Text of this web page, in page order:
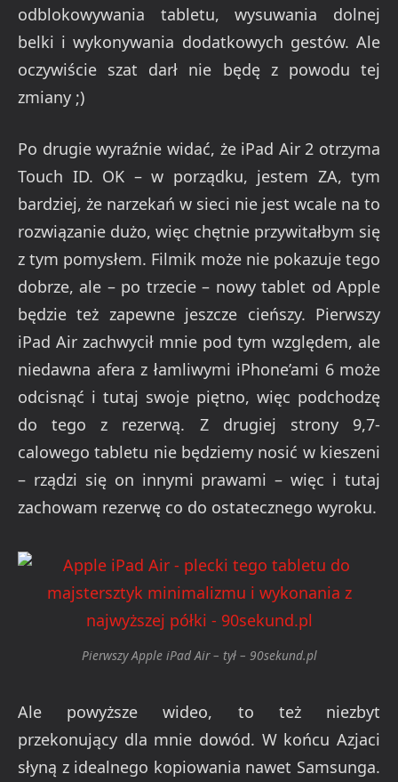
odblokowywania tabletu, wysuwania dolnej
belki i wykonywania dodatkowych gestów. Ale
oczywiście szat darł nie będę z powodu tej
zmiany ;)
Po drugie wyraźnie widać, że iPad Air 2 otrzyma
Touch ID. OK – w porządku, jestem ZA, tym
bardziej, że narzekań w sieci nie jest wcale na to
rozwiązanie dużo, więc chętnie przywitałbym się
z tym pomysłem. Filmik może nie pokazuje tego
dobrze, ale – po trzecie – nowy tablet od Apple
będzie też zapewne jeszcze cieńszy. Pierwszy
iPad Air zachwycił mnie pod tym względem, ale
niedawna afera z łamliwymi iPhone’ami 6 może
odcisnąć i tutaj swoje piętno, więc podchodzę
do tego z rezerwą. Z drugiej strony 9,7-
calowego tabletu nie będziemy nosić w kieszeni
– rządzi się on innymi prawami – więc i tutaj
zachowam rezerwę co do ostatecznego wyroku.
Pierwszy Apple iPad Air – tył – 90sekund.pl
Ale powyższe wideo, to też niezbyt
przekonujący dla mnie dowód. W końcu Azjaci
słyną z idealnego kopiowania nawet Samsunga.